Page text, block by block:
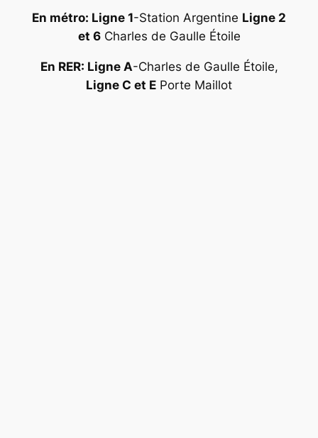
En métro: Ligne 1-Station Argentine Ligne 2
et 6Charles de Gaulle Étoile
En RER: Ligne A-Charles de Gaulle Étoile,
Ligne C et E Porte Maillot